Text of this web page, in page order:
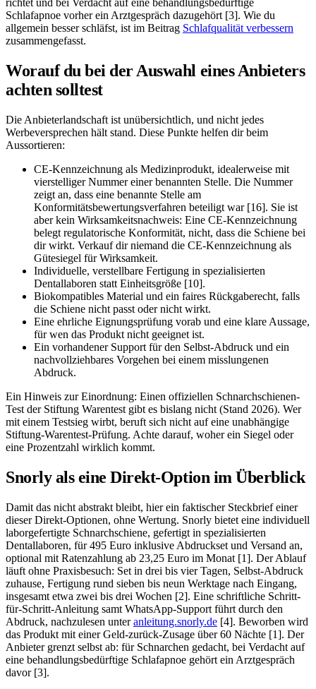
richtet und bei Verdacht auf eine behandlungsbedürftige
Schlafapnoe vorher ein Arztgespräch dazugehört [3]. Wie du
allgemein besser schläfst, ist im Beitrag Schlafqualität verbessern
zusammengefasst.
Worauf du bei der Auswahl eines Anbieters
achten solltest
Die Anbieterlandschaft ist unübersichtlich, und nicht jedes
Werbeversprechen hält stand. Diese Punkte helfen dir beim
Aussortieren:
CE-Kennzeichnung als Medizinprodukt, idealerweise mit
vierstelliger Nummer einer benannten Stelle. Die Nummer
zeigt an, dass eine benannte Stelle am
Konformitätsbewertungsverfahren beteiligt war [16]. Sie ist
aber kein Wirksamkeitsnachweis: Eine CE-Kennzeichnung
belegt regulatorische Konformität, nicht, dass die Schiene bei
dir wirkt. Verkauf dir niemand die CE-Kennzeichnung als
Gütesiegel für Wirksamkeit.
Individuelle, verstellbare Fertigung in spezialisierten
Dentallaboren statt Einheitsgröße [10].
Biokompatibles Material und ein faires Rückgaberecht, falls
die Schiene nicht passt oder nicht wirkt.
Eine ehrliche Eignungsprüfung vorab und eine klare Aussage,
für wen das Produkt nicht geeignet ist.
Ein vorhandener Support für den Selbst-Abdruck und ein
nachvollziehbares Vorgehen bei einem misslungenen
Abdruck.
Ein Hinweis zur Einordnung: Einen offiziellen Schnarchschienen-
Test der Stiftung Warentest gibt es bislang nicht (Stand 2026). Wer
mit einem Testsieg wirbt, beruft sich nicht auf eine unabhängige
Stiftung-Warentest-Prüfung. Achte darauf, woher ein Siegel oder
eine Prozentzahl wirklich kommt.
Snorly als eine Direkt-Option im Überblick
Damit das nicht abstrakt bleibt, hier ein faktischer Steckbrief einer
dieser Direkt-Optionen, ohne Wertung. Snorly bietet eine individuell
laborgefertigte Schnarchschiene, gefertigt in spezialisierten
Dentallaboren, für 495 Euro inklusive Abdruckset und Versand an,
optional mit Ratenzahlung ab 23,25 Euro im Monat [1]. Der Ablauf
läuft ohne Praxisbesuch: Set in drei bis vier Tagen, Selbst-Abdruck
zuhause, Fertigung rund sieben bis neun Werktage nach Eingang,
insgesamt etwa zwei bis drei Wochen [2]. Eine schriftliche Schritt-
für-Schritt-Anleitung samt WhatsApp-Support führt durch den
Abdruck, nachzulesen unteranleitung.snorly.de [4]. Beworben wird
das Produkt mit einer Geld-zurück-Zusage über 60 Nächte [1]. Der
Anbieter grenzt selbst ab: für Schnarchen gedacht, bei Verdacht auf
eine behandlungsbedürftige Schlafapnoe gehört ein Arztgespräch
davor [3].